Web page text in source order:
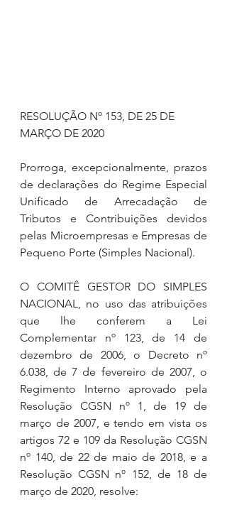
RESOLUÇÃO Nº 153, DE 25 DE
MARÇO DE 2020
Prorroga, excepcionalmente, prazos
de declarações do Regime Especial
Unificado de Arrecadação de
Tributos e Contribuições devidos
pelas Microempresas e Empresas de
Pequeno Porte (Simples Nacional).
O COMITÊ GESTOR DO SIMPLES
NACIONAL, no uso das atribuições
que lhe conferem a Lei
Complementar nº 123, de 14 de
dezembro de 2006, o Decreto nº
6.038, de 7 de fevereiro de 2007, o
Regimento Interno aprovado pela
Resolução CGSN nº 1, de 19 de
março de 2007, e tendo em vista os
artigos 72 e 109 da Resolução CGSN
nº 140, de 22 de maio de 2018, e a
Resolução CGSN nº 152, de 18 de
março de 2020, resolve: